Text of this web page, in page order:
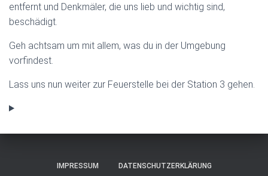
entfernt und Denkmäler, die uns lieb und wichtig sind,
beschädigt.
Geh achtsam um mit allem, was du in der Umgebung
vorfindest.
Lass uns nun weiter zur Feuerstelle bei der Station 3 gehen.
IMPRESSUM DATENSCHUTZERKLÄRUNG